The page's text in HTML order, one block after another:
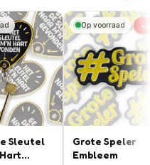
Sleutel
Op voorraad -
Grote Speler
Embleem